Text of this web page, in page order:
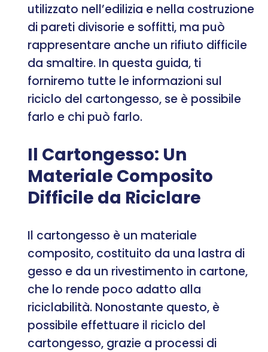
utilizzato nell’edilizia e nella costruzione
di pareti divisorie e soffitti, ma può
rappresentare anche un rifiuto difficile
da smaltire. In questa guida, ti
forniremo tutte le informazioni sul
riciclo del cartongesso, se è possibile
farlo e chi può farlo.
Il Cartongesso: Un
Materiale Composito
Difficile da Riciclare
Il cartongesso è un materiale
composito, costituito da una lastra di
gesso e da un rivestimento in cartone,
che lo rende poco adatto alla
riciclabilità. Nonostante questo, è
possibile effettuare il riciclo del
cartongesso, grazie a processi di